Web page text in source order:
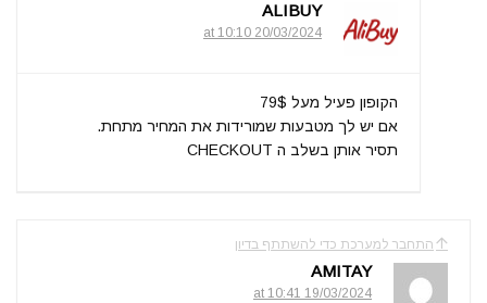
ALIBUY
20/03/2024 at 10:10
הקופון פעיל מעל 79$
אם יש לך מטבעות שמורידות את המחיר מתחת.
תסיר אותן בשלב ה CHECKOUT
התחבר למערכת כדי להשתתף בדיון
AMITAY
19/03/2024 at 10:41